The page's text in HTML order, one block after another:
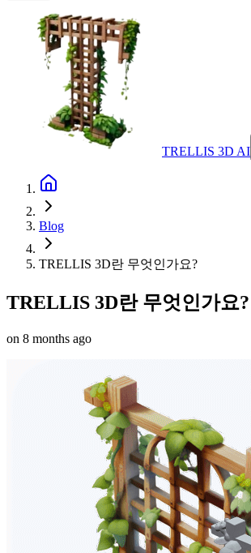
TRELLIS 3D AI
Blog
TRELLIS 3D란 무엇인가요?
TRELLIS 3D란 무엇인가요?
on 8 months ago